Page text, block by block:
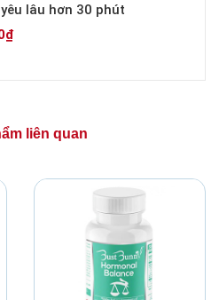
lâu hơn 30 phút
liên quan